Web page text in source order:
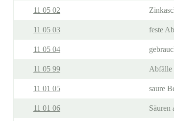
11 05 02
11 05 03 feste
11 05 04
11 05 99 Abfälle
11 01 05 saure
11 01 06 Säuren